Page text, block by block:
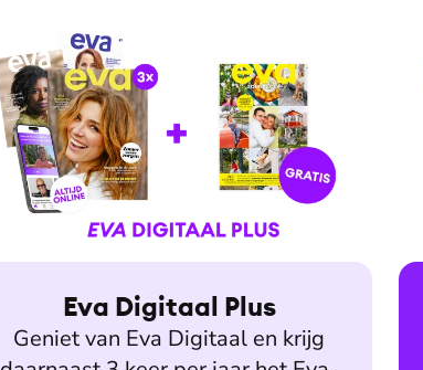
Eva Digitaal Plus
Geniet van Eva Digitaal en krijg